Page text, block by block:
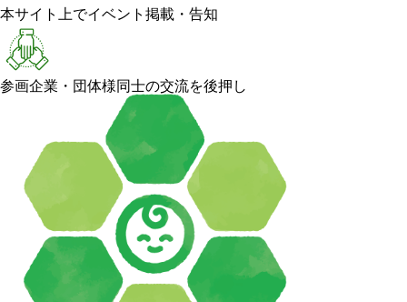
本サイト上でイベント掲載・告知
参画企業・団体様同士の交流を後押し